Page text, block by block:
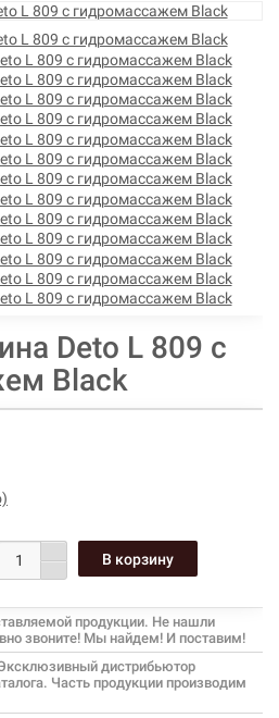
Deto L 809 с
Black
продукции. Не нашли
звоните! Мы найдем! И поставим!
дистрибьютор
Часть продукции производим